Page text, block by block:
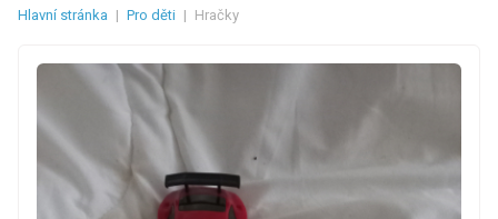
Hlavní stránka | Pro děti | Hračky